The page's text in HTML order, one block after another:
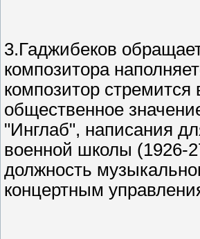
3.Гаджибеков
композитора
композитор
общественное
"Инглаб", написания
военной школы (1926-
должность
концертным